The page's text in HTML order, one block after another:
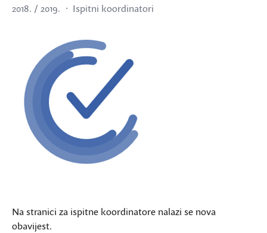
2018. / 2019. Ispitni koordinatori
Na stranici za ispitne koordinatore nalazi se nova
obavijest.